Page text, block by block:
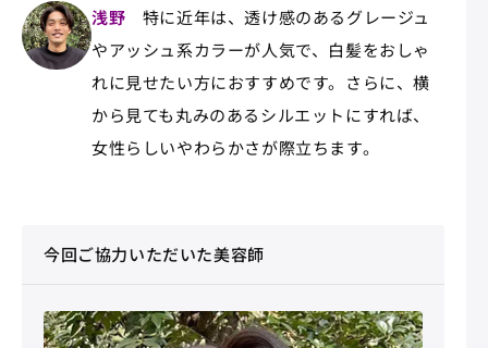
浅野
特に近年は、透け感のあるグレージュ
やアッシュ系カラーが人気で、白髪をおしゃ
れに見せたい方におすすめです。さらに、横
から見ても丸みのあるシルエットにすれば、
女性らしいやわらかさが際立ちます。
今回ご協力いただいた美容師